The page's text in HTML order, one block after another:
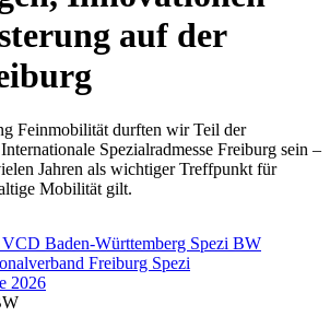
auf der
Feinmobilität durften wir Teil der
Spezialradmesse Freiburg sein –
Jahren als wichtiger Treffpunkt für
Mobilität gilt.